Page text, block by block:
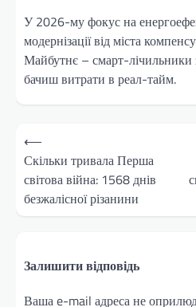
У 2026-му фокус на
модернізації від міста
Майбутнє – смарт-лічильники
бачиш витрати в реал-тайм.
Навігація
записів
⟵
Скільки тривала Перша
світова війна: 1568 днів
безжалісної різанини
Залишити відповідь
Ваша e-mail адреса не